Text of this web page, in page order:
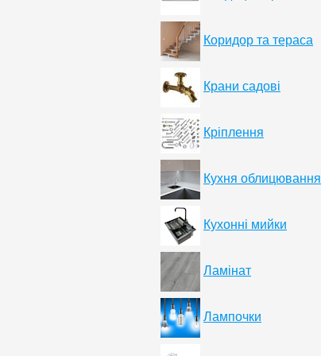
Коридор та тераса
Крани садові
Кріплення
Кухня облицювання
Кухонні мийки
Ламінат
Лампочки